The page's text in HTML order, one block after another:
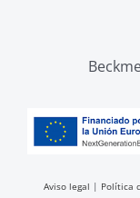
Aviso legal | Política